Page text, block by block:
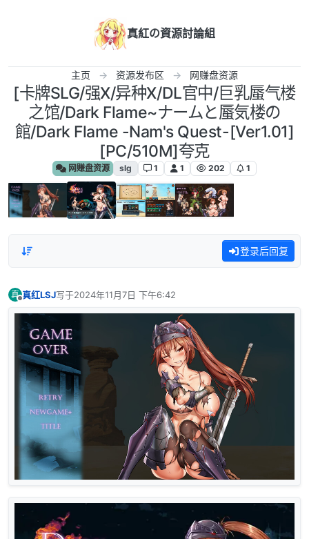
真紅の資源討論組
主页 资源发布区 网赚盘资源
[卡牌SLG/强X/异种X/DL官中/巨乳蜃气楼
之馆/Dark Flame~ナームと蜃気楼の
館/Dark Flame -Nam's Quest-[Ver1.01]
[PC/510M]夸克
网赚盘资源 slg 1 1 202 1
登录后回复
真 真红LSJ写于2024年11月7日 下午6:42
最后由 编辑